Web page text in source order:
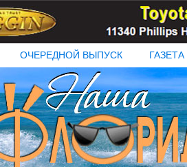
ОЧЕРЕДНОЙ ВЫПУСК ГАЗЕТА